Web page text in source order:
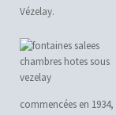
Vézelay.
commencées en